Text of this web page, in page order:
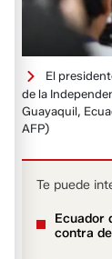
El
de la
Guayaquil,
AFP)
Te puede
Ecuador
contra